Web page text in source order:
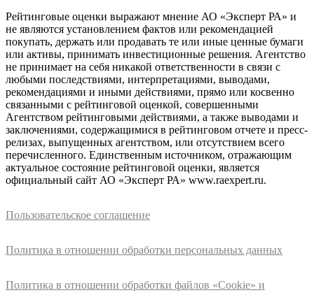
Рейтинговые оценки выражают мнение АО «Эксперт РА» и
не являются установлением фактов или рекомендацией
покупать, держать или продавать те или иные ценные бумаги
или активы, принимать инвестиционные решения. Агентство
не принимает на себя никакой ответственности в связи с
любыми последствиями, интерпретациями, выводами,
рекомендациями и иными действиями, прямо или косвенно
связанными с рейтинговой оценкой, совершенными
Агентством рейтинговыми действиями, а также выводами и
заключениями, содержащимися в рейтинговом отчете и пресс-
релизах, выпущенных агентством, или отсутствием всего
перечисленного. Единственным источником, отражающим
актуальное состояние рейтинговой оценки, является
официальный сайт АО «Эксперт РА» www.raexpert.ru.
Пользовательское соглашение
Политика в отношении обработки персональных данных
Политика в отношении обработки файлов «Cookie» и